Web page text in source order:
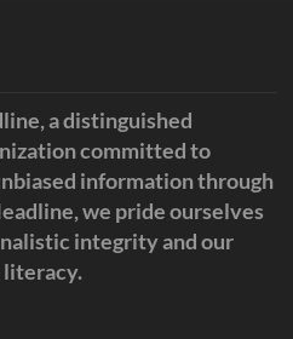
a distinguished
committed to
information through
we pride ourselves
integrity and our
literacy.